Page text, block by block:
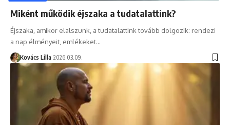
Miként működik éjszaka a tudatalattink?
Éjszaka, amikor elalszunk, a tudatalattink tovább dolgozik: rendezi
a nap élményeit, emlékeket…
Kovács Lilla 2026.03.09.